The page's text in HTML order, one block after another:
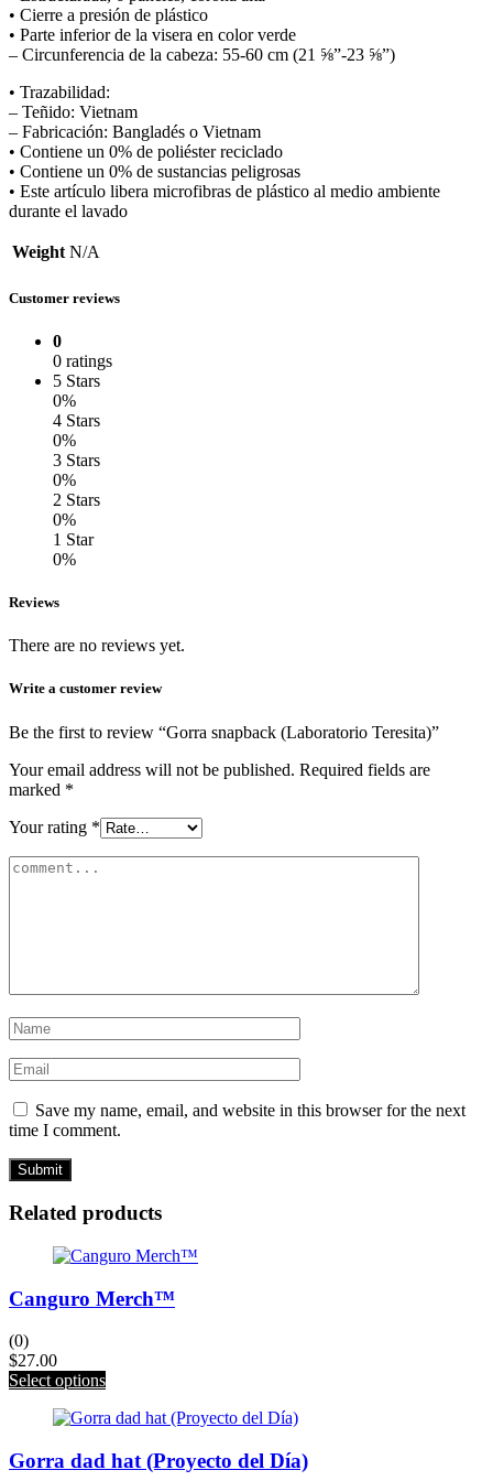
• Cierre a presión de plástico
• Parte inferior de la visera en color verde
– Circunferencia de la cabeza: 55-60 cm (21 ⅝”-23 ⅝”)
• Trazabilidad:
– Teñido: Vietnam
– Fabricación: Bangladés o Vietnam
• Contiene un 0% de poliéster reciclado
• Contiene un 0% de sustancias peligrosas
• Este artículo libera microfibras de plástico al medio ambiente
durante el lavado
Weight N/A
Customer reviews
0
0 ratings
5 Stars
0%
4 Stars
0%
3 Stars
0%
2 Stars
0%
1 Star
0%
Reviews
There are no reviews yet.
Write a customer review
Be the first to review “Gorra snapback (Laboratorio Teresita)”
Your email address will not be published. Required fields are
marked *
Your rating *
Save my name, email, and website in this browser for the next
time I comment.
Related products
Canguro Merch™
(0)
$27.00
Select optionsThis
has
variants.
Gorra dad hat (Proyecto del Día)